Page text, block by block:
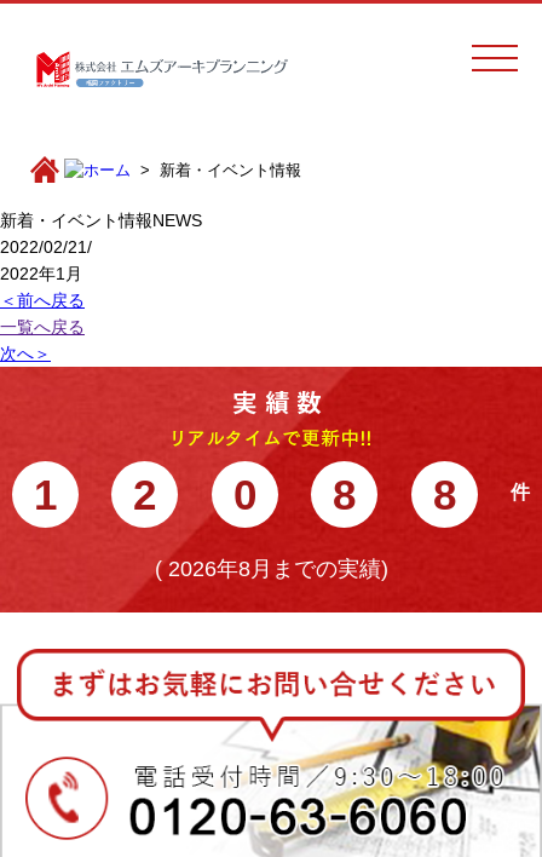
新着・イベント情報
新着・イベント情報NEWS
2022/02/21/
2022年1月
＜前へ戻る
一覧へ戻る
次へ＞
1 2 0 8 8
(2026年8月までの実績)